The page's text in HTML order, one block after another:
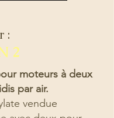
:
2
moteurs à deux
par air.
vendue